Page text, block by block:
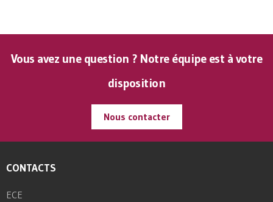
Vous avez une question ? Notre équipe est à votre
disposition
Nous contacter
CONTACTS
ECE